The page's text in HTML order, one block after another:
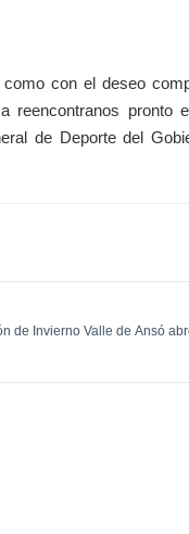
con el deseo
reencontranos pronto
de Deporte del
de Invierno Valle de Ansó